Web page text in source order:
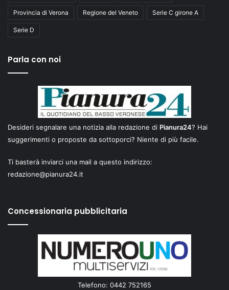
Provincia di Verona Regione del Veneto Serie C girone A
Serie D
Parla con noi
Desideri segnalare una notizia alla redazione di Pianura24? Hai
suggerimenti o proposte da sottoporci? Niente di più facile.
Ti basterà inviarci una mail a questo indirizzo:
redazione@pianura24.it
Concessionaria pubblicitaria
Telefono: 0442 752165